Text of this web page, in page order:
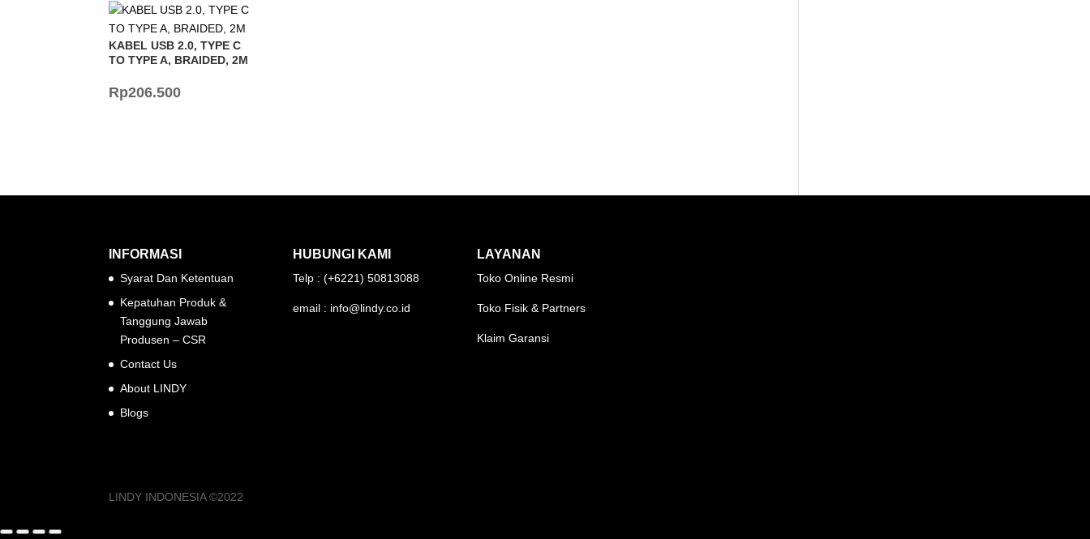
KABEL USB 2.0, TYPE C
TO TYPE A, BRAIDED, 2M
Rp206.500
INFORMASI
Syarat Dan Ketentuan
Kepatuhan Produk &
Tanggung Jawab
Produsen – CSR
Contact Us
About LINDY
Blogs
HUBUNGI KAMI
Telp : (+6221) 50813088
email : info@lindy.co.id
LAYANAN
Toko Online Resmi
Toko Fisik & Partners
Klaim Garansi
LINDY INDONESIA ©2022